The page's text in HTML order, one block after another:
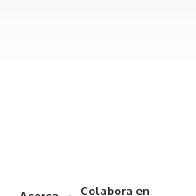
Colabora en